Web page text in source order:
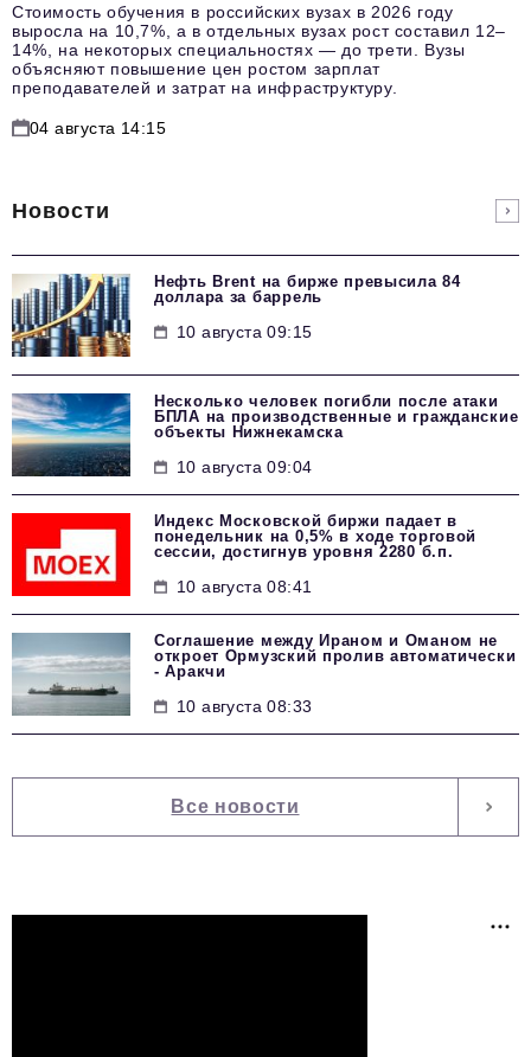
Стоимость обучения в российских вузах в 2026 году
выросла на 10,7%, а в отдельных вузах рост составил 12–
14%, на некоторых специальностях — до трети. Вузы
объясняют повышение цен ростом зарплат
преподавателей и затрат на инфраструктуру.
04 августа 14:15
Новости
Нефть Brent на бирже превысила 84
доллара за баррель
10 августа 09:15
Несколько человек погибли после атаки
БПЛА на производственные и гражданские
объекты Нижнекамска
10 августа 09:04
Индекс Московской биржи падает в
понедельник на 0,5% в ходе торговой
сессии, достигнув уровня 2280 б.п.
10 августа 08:41
Соглашение между Ираном и Оманом не
откроет Ормузский пролив автоматически
- Аракчи
10 августа 08:33
Все новости